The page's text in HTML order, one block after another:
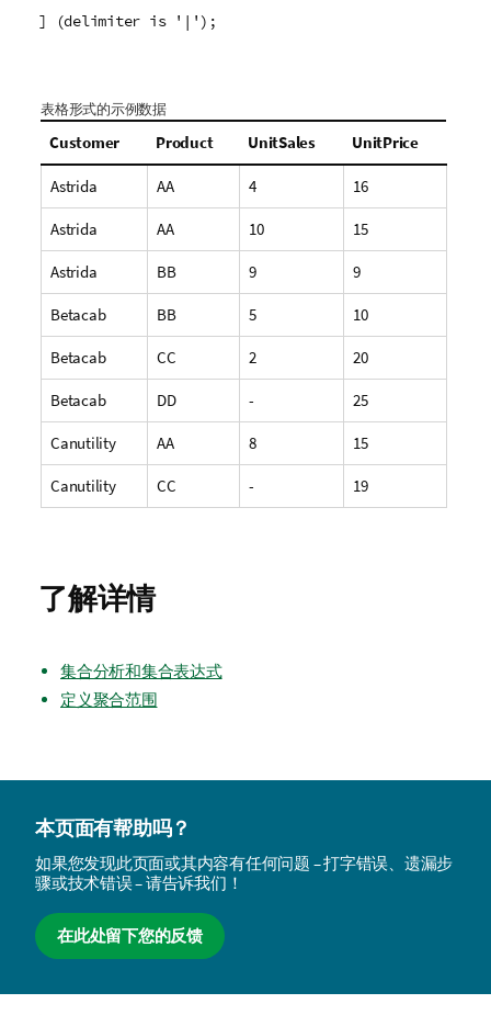
] (delimiter is '|');
表格形式的示例数据
Customer Product UnitSales UnitPrice
Astrida AA 4 16
Astrida AA 10 15
Astrida BB 9 9
Betacab BB 5 10
Betacab CC 2 20
Betacab DD - 25
Canutility AA 8 15
Canutility CC - 19
了解详情
集合分析和集合表达式
定义聚合范围
本页面有帮助吗？
如果您发现此页面或其内容有任何问题 – 打字错误、遗漏步
骤或技术错误 – 请告诉我们！
在此处留下您的反馈